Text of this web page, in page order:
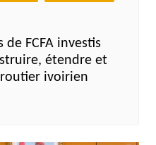
FCFA investis
étendre et
ivoirien